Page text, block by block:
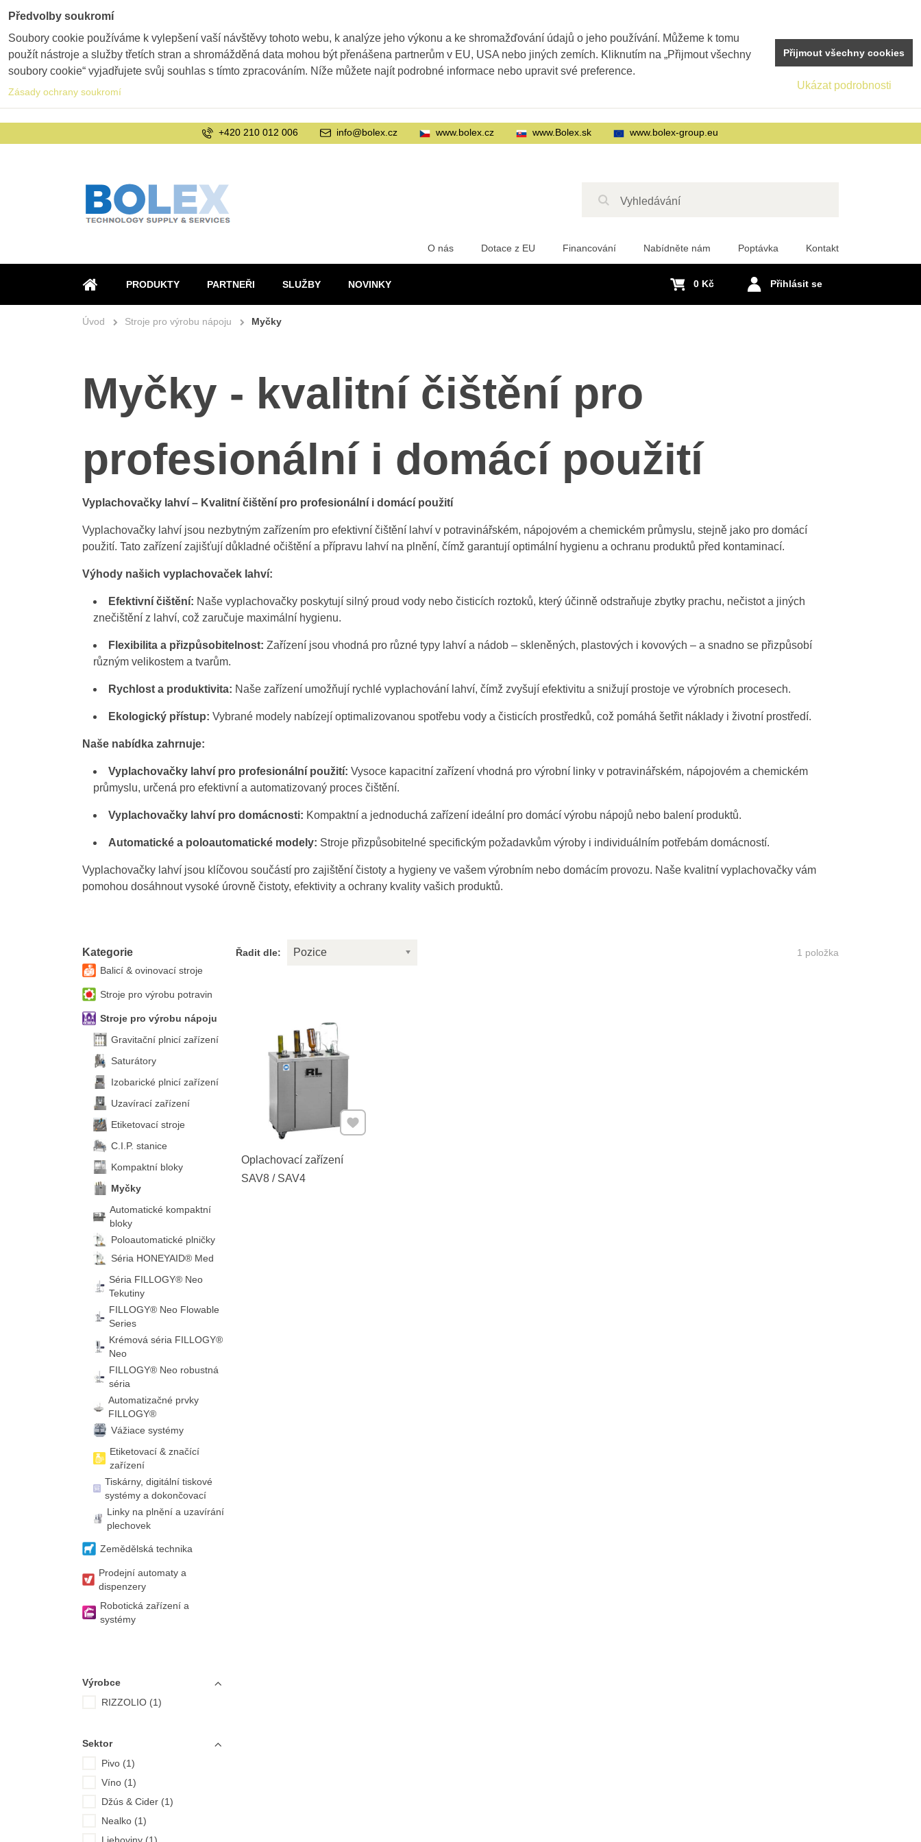
ÚVOD
PRODUKTY PARTNEŘI SLUŽBY NOVINKY
O nás Dotace z EU Financování Nabídněte nám Poptávka Kontakt
Přihlásit se
0 Kč
+420 210 012 006 info@bolex.cz www.bolex.cz www.Bolex.sk www.bolex-group.eu
Úvod Stroje pro výrobu nápoju Myčky
Myčky - kvalitní čištění pro
profesionální i domácí použití
Vyplachovačky lahví – Kvalitní čištění pro profesionální i domácí použití
Vyplachovačky lahví jsou nezbytným zařízením pro efektivní čištění lahví v potravinářském, nápojovém a chemickém průmyslu, stejně jako pro domácí
použití. Tato zařízení zajišťují důkladné očištění a přípravu lahví na plnění, čímž garantují optimální hygienu a ochranu produktů před kontaminací.
Výhody našich vyplachovaček lahví:
Efektivní čištění: Naše vyplachovačky poskytují silný proud vody nebo čisticích roztoků, který účinně odstraňuje zbytky prachu, nečistot a jiných
znečištění z lahví, což zaručuje maximální hygienu.
Flexibilita a přizpůsobitelnost: Zařízení jsou vhodná pro různé typy lahví a nádob – skleněných, plastových i kovových – a snadno se přizpůsobí
různým velikostem a tvarům.
Rychlost a produktivita: Naše zařízení umožňují rychlé vyplachování lahví, čímž zvyšují efektivitu a snižují prostoje ve výrobních procesech.
Ekologický přístup: Vybrané modely nabízejí optimalizovanou spotřebu vody a čisticích prostředků, což pomáhá šetřit náklady i životní prostředí.
Naše nabídka zahrnuje:
Vyplachovačky lahví pro profesionální použití: Vysoce kapacitní zařízení vhodná pro výrobní linky v potravinářském, nápojovém a chemickém
průmyslu, určená pro efektivní a automatizovaný proces čištění.
Vyplachovačky lahví pro domácnosti: Kompaktní a jednoduchá zařízení ideální pro domácí výrobu nápojů nebo balení produktů.
Automatické a poloautomatické modely: Stroje přizpůsobitelné specifickým požadavkům výroby i individuálním potřebám domácností.
Vyplachovačky lahví jsou klíčovou součástí pro zajištění čistoty a hygieny ve vašem výrobním nebo domácím provozu. Naše kvalitní vyplachovačky vám
pomohou dosáhnout vysoké úrovně čistoty, efektivity a ochrany kvality vašich produktů.
Řadit dle: Pozice 1 položka
Oplachovací zařízení
SAV8 / SAV4
Přidat k Oblíbeným
Kategorie
Balicí & ovinovací stroje
Stroje pro výrobu potravin
Stroje pro výrobu nápoju
Gravitační plnicí zařízení
Saturátory
Izobarické plnicí zařízení
Uzavírací zařízení
Etiketovací stroje
C.I.P. stanice
Kompaktní bloky
Myčky
Automatické kompaktní
bloky
Poloautomatické plničky
Séria HONEYAID® Med
Séria FILLOGY® Neo
Tekutiny
FILLOGY® Neo Flowable
Series
Krémová séria FILLOGY®
Neo
FILLOGY® Neo robustná
séria
Automatizačné prvky
FILLOGY®
Vážiace systémy
Etiketovací & značící
zařízení
Tiskárny, digitální tiskové
systémy a dokončovací
Linky na plnění a uzavírání
plechovek
Zemědělská technika
Prodejní automaty a
dispenzery
Robotická zařízení a
systémy
Výrobce
RIZZOLIO (1)
Sektor
Pivo (1)
Víno (1)
Džús & Cider (1)
Nealko (1)
Předvolby soukromí
Soubory cookie používáme k vylepšení vaší návštěvy tohoto webu, k analýze jeho výkonu a ke shromažďování údajů o jeho používání. Můžeme k tomu
použít nástroje a služby třetích stran a shromážděná data mohou být přenášena partnerům v EU, USA nebo jiných zemích. Kliknutím na „Přijmout všechny
soubory cookie“ vyjadřujete svůj souhlas s tímto zpracováním. Níže můžete najít podrobné informace nebo upravit své preference.
Zásady ochrany soukromí
Ukázat podrobnosti
Přijmout všechny cookies